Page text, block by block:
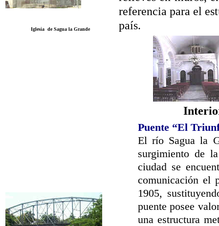
referencia para el
país.
Iglesia de Sagua la Grande
Puente “El
El río Sagua la
surgimiento de
ciudad se
comunicación el
1905,
puente posee
una estructura